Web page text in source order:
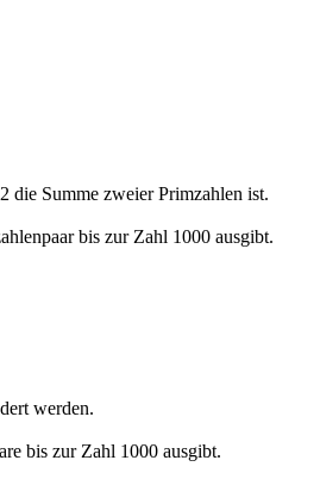
die Summe zweier Primzahlen ist.
bis zur Zahl 1000 ausgibt.
werden.
bis zur Zahl 1000 ausgibt.